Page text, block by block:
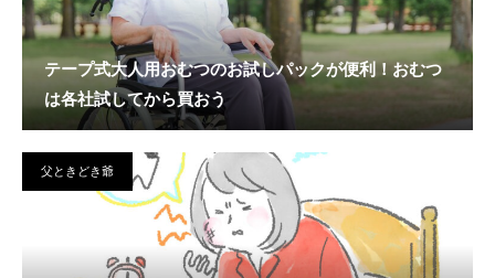
テープ式大人用おむつのお試しパックが便利！おむつ
は各社試してから買おう
父ときどき爺